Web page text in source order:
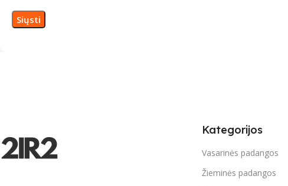
Kategorijos
Vasarinės padangos
Žieminės padangos